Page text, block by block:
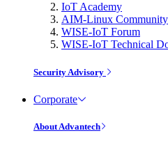
IoT Academy
AIM-Linux Community
WISE-IoT Forum
WISE-IoT Technical
Security Advisory
Corporate
About Advantech